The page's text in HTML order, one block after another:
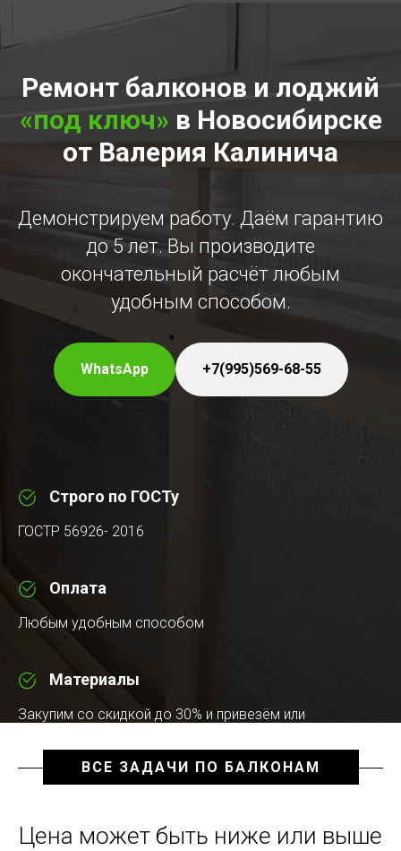
Ремонт балконов и лоджий
«под ключ» в Новосибирске
от Валерия Калинича
Демонстрируем работу. Даём гарантию
до 5 лет. Вы производите
окончательный расчёт любым
удобным способом.
WhatsApp +7(995)569-68-55
Строго по ГОСТу
ГОСТР 56926- 2016
Оплата
Любым удобным способом
Материалы
Закупим со скидкой до 30% и привезём или
ВСЕ ЗАДАЧИ ПО БАЛКОНАМ
Цена может быть ниже или выше